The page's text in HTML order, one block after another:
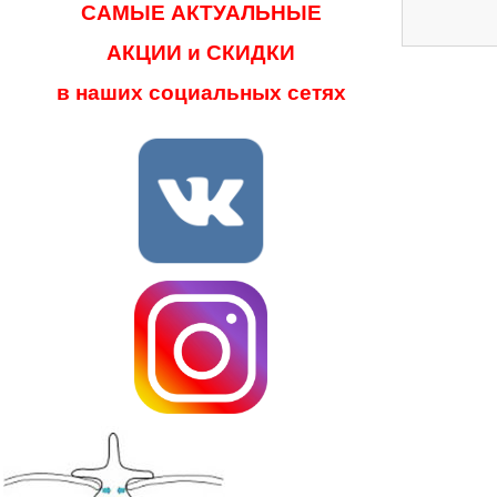
САМЫЕ АКТУАЛЬНЫЕ
АКЦИИ и СКИДКИ
в наших социальных сетях